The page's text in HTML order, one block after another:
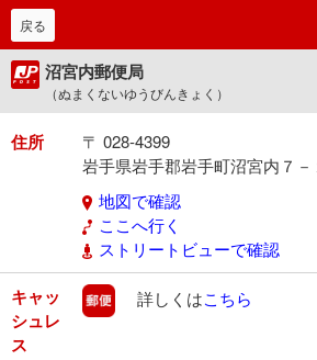
戻る
沼宮内郵便局
（ぬまくないゆうびんきょく）
住所
〒 028-4399
岩手県岩手郡岩手町沼宮内７－
地図で確認
ここへ行く
ストリートビューで確認
キャッ
シュレ
ス
郵便
詳しくはこちら